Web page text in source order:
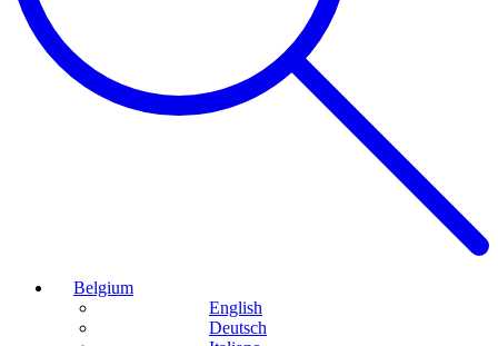
Belgium
English
Deutsch